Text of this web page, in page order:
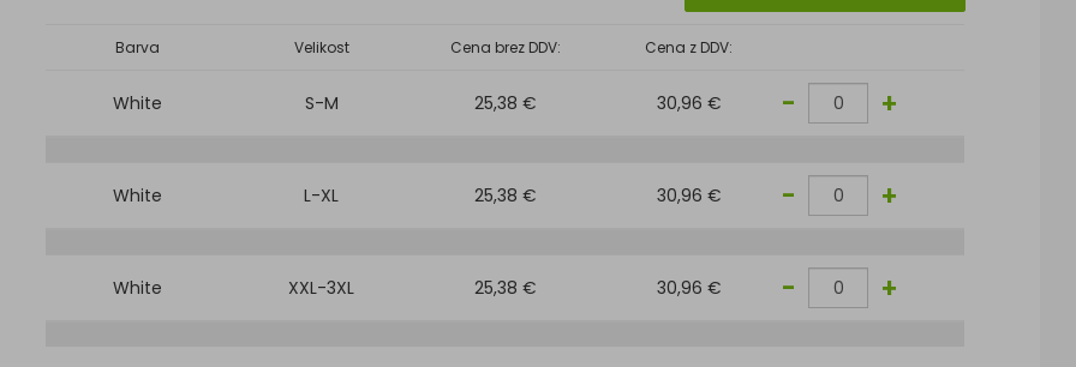
Barva Velikost Cena brez DDV: Cena z DDV:
White S-M 25,38 € 30,96 € - +
White L-XL 25,38 € 30,96 € - +
White XXL-3XL 25,38 € 30,96 € - +